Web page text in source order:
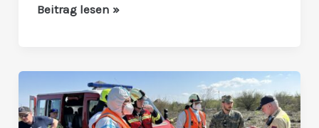
Beitrag lesen »
Days
Austria